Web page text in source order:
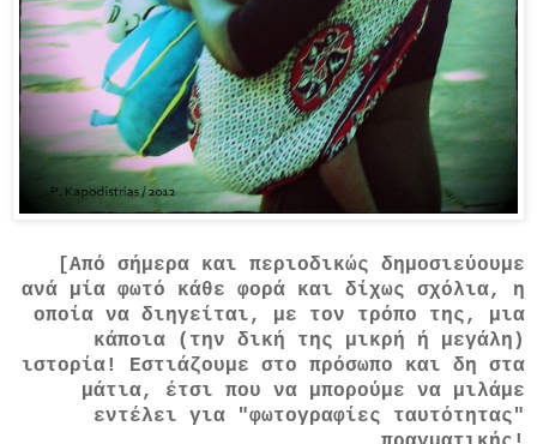
[Από σήμερα και περιοδικώς δημοσιεύουμε
ανά μία φωτό κάθε φορά και δίχως σχόλια, η
οποία να διηγείται, με τον τρόπο της, μια
κάποια (την δική της μικρή ή μεγάλη)
ιστορία! Εστιάζουμε στο πρόσωπο και δη στα
μάτια, έτσι που να μπορούμε να μιλάμε
εντέλει για "φωτογραφίες ταυτότητας"